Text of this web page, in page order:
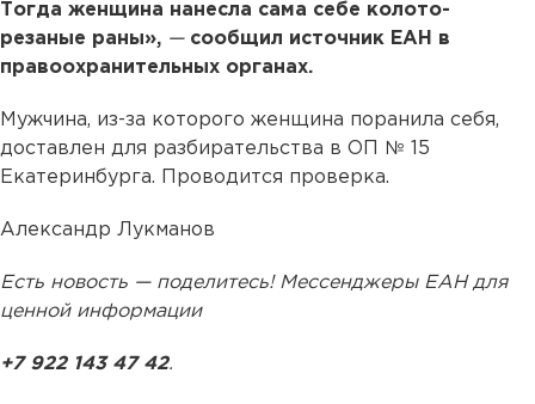
Тогда женщина нанесла сама себе колото-
резаные раны», —сообщил источник ЕАН в
правоохранительных органах.
Мужчина, из-за которого женщина поранила себя,
доставлен для разбирательства в ОП № 15
Екатеринбурга. Проводится проверка.
Александр Лукманов
Есть новость — поделитесь! Мессенджеры ЕАН для
ценной информации
+7 922 143 47 42.